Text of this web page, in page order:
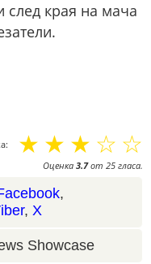
след края на мача
☆
☆
☆
☆
☆
Оценка 3.7от 25 гласа.
,
, X
Showcase